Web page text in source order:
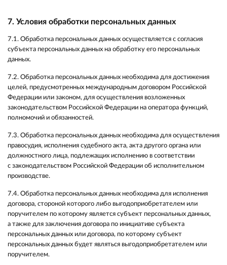
7. Условия обработки персональных данных
7.1. Обработка персональных данных осуществляется с согласия
субъекта персональных данных на обработку его персональных
данных.
7.2. Обработка персональных данных необходима для достижения
целей, предусмотренных международным договором Российской
Федерации или законом, для осуществления возложенных
законодательством Российской Федерации на оператора функций,
полномочий и обязанностей.
7.3. Обработка персональных данных необходима для осуществления
правосудия, исполнения судебного акта, акта другого органа или
должностного лица, подлежащих исполнению в соответствии
с законодательством Российской Федерации об исполнительном
производстве.
7.4. Обработка персональных данных необходима для исполнения
договора, стороной которого либо выгодоприобретателем или
поручителем по которому является субъект персональных данных,
а также для заключения договора по инициативе субъекта
персональных данных или договора, по которому субъект
персональных данных будет являться выгодоприобретателем или
поручителем.